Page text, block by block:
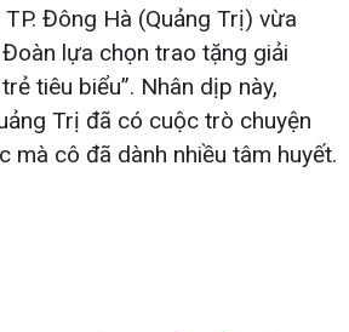
Đông Hà (Quảng Trị) vừa
lựa chọn trao tặng giải
tiêu biểu”. Nhân dịp này,
Trị đã có cuộc trò chuyện
mà cô đã dành nhiều tâm huyết.